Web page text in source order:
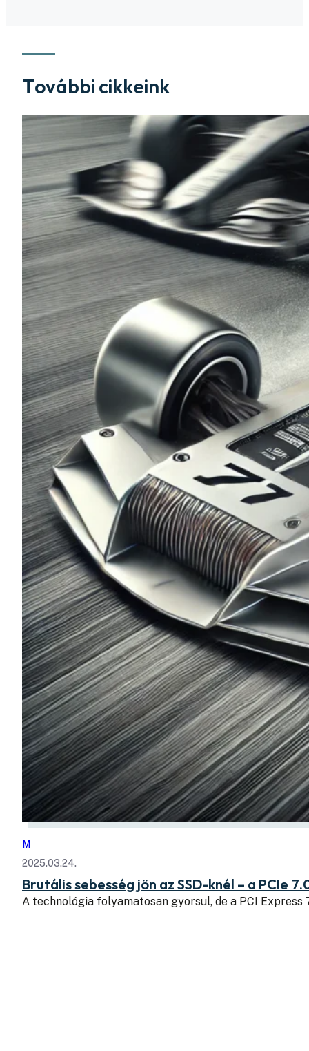
További cikkeink
M
2025.03.24.
Brutális sebesség jön az SSD-knél – a PCIe
A technológia folyamatosan gyorsul, de a PCI Express